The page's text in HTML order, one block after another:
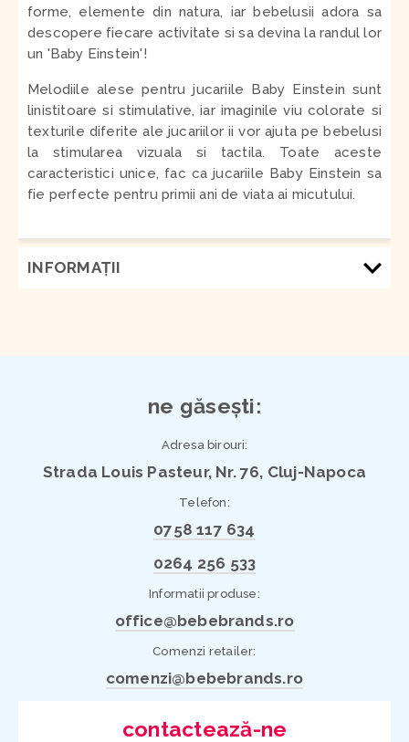
forme, elemente din natura, iar bebelusii adora sa
descopere fiecare activitate si sa devina la randul lor
un 'Baby Einstein'!
Melodiile alese pentru jucariile Baby Einstein sunt
linistitoare si stimulative, iar imaginile viu colorate si
texturile diferite ale jucariilor ii vor ajuta pe bebelusi
la stimularea vizuala si tactila. Toate aceste
caracteristici unice, fac ca jucariile Baby Einstein sa
fie perfecte pentru primii ani de viata ai micutului.
INFORMAŢII
ne găsești:
Adresa birouri:
Strada Louis Pasteur, Nr. 76, Cluj-Napoca
Telefon:
0758 117 634
0264 256 533
Informatii produse:
office@bebebrands.ro
Comenzi retailer:
comenzi@bebebrands.ro
contactează-ne